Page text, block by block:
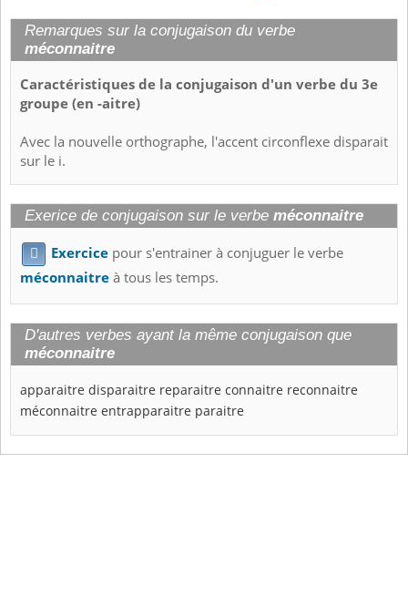
Remarques sur la conjugaison du verbe
méconnaitre
Caractéristiques de la conjugaison d'un verbe du 3e
groupe (en -aitre)
Avec la nouvelle orthographe, l'accent circonflexe disparait
sur le i.
Exerice de conjugaison sur le verbe méconnaitre
 Exercice pour s'entrainer à conjuguer le verbe
méconnaitreà tous les temps.
D'autres verbes ayant la même conjugaison que
méconnaitre
apparaitre disparaitre reparaitre connaitre reconnaitre
méconnaitre entrapparaitre paraitre